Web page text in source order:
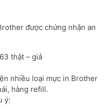
được chứng nhận an
thật – giả
nhiều loại mực in Brother
hàng refill.
ý: